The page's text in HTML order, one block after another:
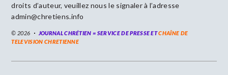
droits d’auteur, veuillez nous le signaler à l’adresse
admin@chretiens.info
© 2026 JOURNAL CHRÉTIEN = SERVICE DE PRESSE ETCHAÎNE DE
TELEVISION CHRETIENNE